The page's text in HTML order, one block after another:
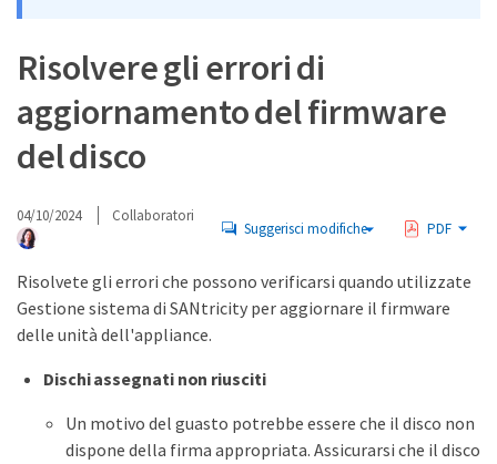
Risolvere gli errori di
aggiornamento del firmware
del disco
04/10/2024 Collaboratori
Suggerisci modifiche PDF
Risolvete gli errori che possono verificarsi quando utilizzate
Gestione sistema di SANtricity per aggiornare il firmware
delle unità dell'appliance.
Dischi assegnati non riusciti
Un motivo del guasto potrebbe essere che il disco non
dispone della firma appropriata. Assicurarsi che il disco